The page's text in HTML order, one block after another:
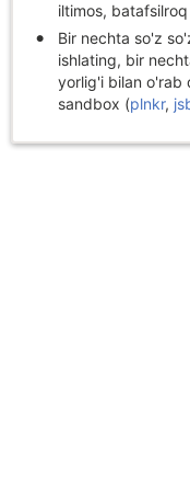
iltimos,
Bir nechta so'z
ishlating, bir
yorlig'i bilan o'rab
sandbox (plnkr,